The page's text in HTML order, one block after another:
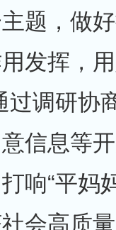
题，做
发挥，
过调研协
信息等
响“平妈
会高质